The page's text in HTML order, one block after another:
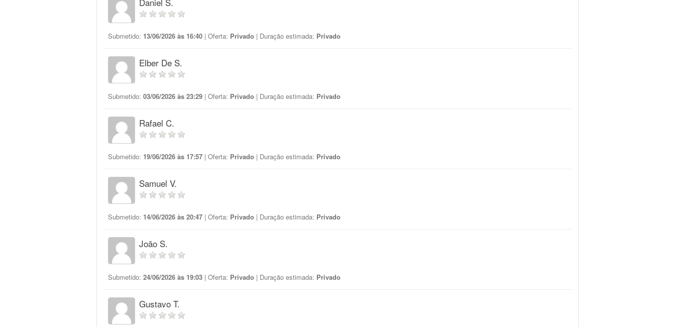
Submetido: 13/06/2026 às 16:40 | Oferta: Privado | Duração estimada: Privado
Elber De S.
Submetido: 03/06/2026 às 23:29 | Oferta: Privado | Duração estimada: Privado
Rafael C.
Submetido: 19/06/2026 às 17:57 | Oferta: Privado | Duração estimada: Privado
Samuel V.
Submetido: 14/06/2026 às 20:47 | Oferta: Privado | Duração estimada: Privado
João S.
Submetido: 24/06/2026 às 19:03 | Oferta: Privado | Duração estimada: Privado
Gustavo T.